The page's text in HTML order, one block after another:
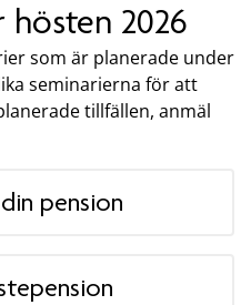
2026
som är planerade under
seminarierna för att
tillfällen, anmäl
pension